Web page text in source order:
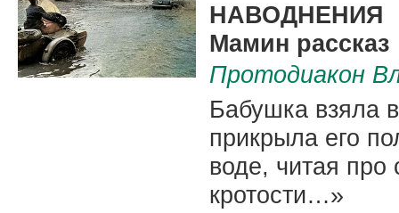
НАВОДНЕНИЯ
Мамин рассказ
Протодиакон
Бабушка взяла
прикрыла его
воде, читая
кротости…»